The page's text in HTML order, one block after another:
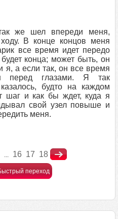
же шел впереди меня,
В конце концов меня
все время идет передо
конца; может быть, он
я, а если так, он все время
перед глазами. Я так
будто на каждом
шаг и как бы ждет, куда я
свой узел повыше и
меня.
... 16 17 18
переход